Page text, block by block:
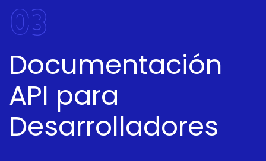
03
Documentación
API para
Desarrolladores